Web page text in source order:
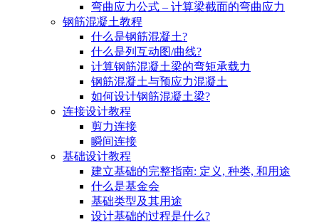
弯曲应力公式 – 计算梁截面的弯曲应力
钢筋混凝土教程
什么是钢筋混凝土?
什么是列互动图/曲线?
计算钢筋混凝土梁的弯矩承载力
钢筋混凝土与预应力混凝土
如何设计钢筋混凝土梁?
连接设计教程
剪力连接
瞬间连接
基础设计教程
建立基础的完整指南: 定义, 种类, 和用途
什么是基金会
基础类型及其用途
设计基础的过程是什么?